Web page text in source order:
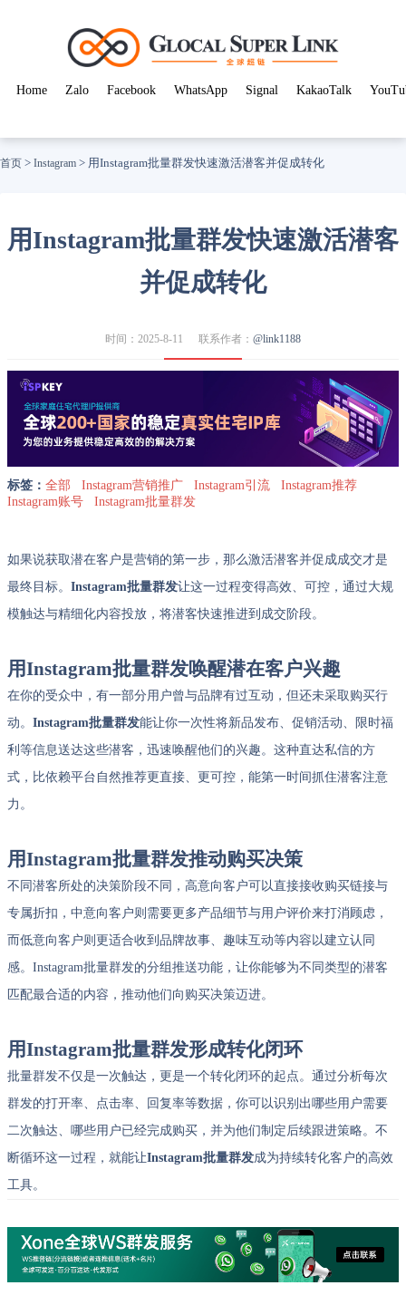
Home Zalo Facebook WhatsApp Signal KakaoTalk
首页 > Instagram > 用Instagram批量群发快速激活潜客并促成转化
用Instagram批量群发快速激活潜客
并促成转化
时间：2025-8-11 联系作者： @link1188
标签： 全部 Instagram营销推广 Instagram引流
Instagram推荐
Instagram账号
Instagram批量群发
如果说获取潜在客户是营销的第一步，那么激活潜客并促成成交才是
最终目标。 Instagram批量群发让这一过程变得高效、可控，通过大规
模触达与精细化内容投放，将潜客快速推进到成交阶段。
用Instagram批量群发唤醒潜在客户兴趣
在你的受众中，有一部分用户曾与品牌有过互动，但还未采取购买行
动。 Instagram批量群发能让你一次性将新品发布、促销活动、限时福
利等信息送达这些潜客，迅速唤醒他们的兴趣。这种直达私信的方
式，比依赖平台自然推荐更直接、更可控，能第一时间抓住潜客注意
力。
用Instagram批量群发推动购买决策
不同潜客所处的决策阶段不同，高意向客户可以直接接收购买链接与
专属折扣，中意向客户则需要更多产品细节与用户评价来打消顾虑，
而低意向客户则更适合收到品牌故事、趣味互动等内容以建立认同
感。Instagram批量群发的分组推送功能，让你能够为不同类型的潜客
匹配最合适的内容，推动他们向购买决策迈进。
用Instagram批量群发形成转化闭环
批量群发不仅是一次触达，更是一个转化闭环的起点。通过分析每次
群发的打开率、点击率、回复率等数据，你可以识别出哪些用户需要
二次触达、哪些用户已经完成购买，并为他们制定后续跟进策略。不
断循环这一过程，就能让Instagram批量群发成为持续转化客户的高效
工具。